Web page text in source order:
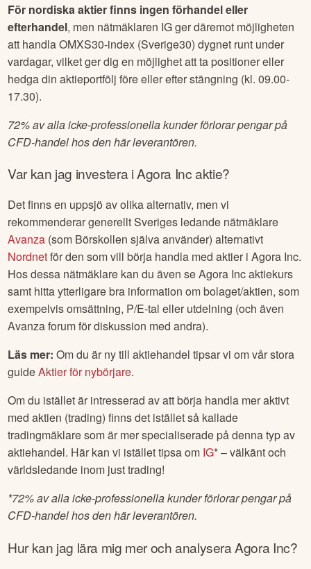
För nordiska aktier finns ingen förhandel eller
efterhandel, men nätmäklaren IG ger däremot möjligheten
att handla OMXS30-index (Sverige30) dygnet runt under
vardagar, vilket ger dig en möjlighet att ta positioner eller
hedga din aktieportfölj före eller efter stängning (kl. 09.00-
17.30).
72% av alla icke-professionella kunder förlorar pengar på
CFD-handel hos den här leverantören.
Var kan jag investera iAgora Incaktie?
Det finns en uppsjö av olika alternativ, men vi
rekommenderar generellt Sveriges ledande nätmäklare
Avanza (som Börskollen själva använder) alternativt
Nordnetför den som vill börja handla med aktier iAgora Inc.
Hos dessa nätmäklare kan du även seAgora Incaktiekurs
samt hitta ytterligare bra information om bolaget/aktien, som
exempelvis omsättning, P/E-tal eller utdelning (och även
Avanza forum för diskussion med andra).
Läs mer: Om du är ny till aktiehandel tipsar vi om vår stora
guideAktier för nybörjare.
Om du istället är intresserad av att börja handla mer aktivt
med aktien (trading) finns det istället så kallade
tradingmäklare som är mer specialiserade på denna typ av
aktiehandel. Här kan vi istället tipsa om IG* – välkänt och
världsledande inom just trading!
*72% av alla icke-professionella kunder förlorar pengar på
CFD-handel hos den här leverantören.
Hur kan jag lära mig mer och analyseraAgora Inc?